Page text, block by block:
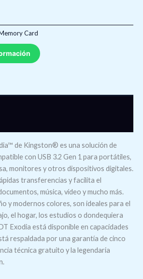
Card
de Kingston® es una solución de
con USB 3.2 Gen 1 para portátiles,
monitores y otros dispositivos digitales.
transferencias y facilita el
música, vídeo y mucho más.
y modernos colores, son ideales para el
el hogar, los estudios o dondequiera
Exodia está disponible en capacidades
respaldada por una garantía de cinco
técnica gratuito y la legendaria